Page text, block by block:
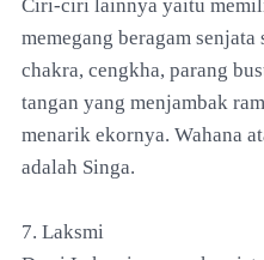
Ciri-ciri lainnya yaitu
memegang beragam
chakra, cengkha, parang
tangan yang menjambak
menarik ekornya. Wahana
adalah Singa.
7. Laksmi